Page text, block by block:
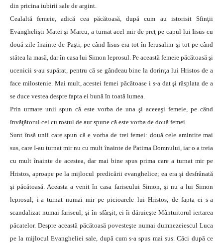
din pricina iubirii sale de argint.
Cealaltă femeie, adică cea păcătoasă, după cum au istorisit Sfinţii
Evanghelişti Matei şi Marcu, a turnat acel mir de preţ pe capul lui Iisus cu
două zile înainte de Paşti, pe când Iisus era tot în Ierusalim şi tot pe când
stătea la masă, dar în casa lui Simon leprosul. Pe această femeie păcătoasă şi
ucenicii s-au supărat, pentru că se gândeau bine la dorinţa lui Hristos de a
face milostenie. Mai mult, acestei femei păcătoase i s-a dat şi răsplata de a
se duce vestea despre fapta ei bună în toată lumea.
Prin urmare unii spun că este vorba de una şi aceeaşi femeie, pe când
învăţătorul cel cu rostul de aur spune că este vorba de două femei.
Sunt însă unii care spun că e vorba de trei femei: două cele amintite mai
sus, care I-au turnat mir nu cu mult înainte de Patima Domnului, iar o a treia
cu mult înainte de acestea, dar mai bine spus prima care a turnat mir pe
Hristos, aproape pe la mijlocul predicării evanghelice; ea era şi desfrânată
şi păcătoasă. Aceasta a venit în casa fariseului Si­mon, şi nu a lui Simon
leprosul; i-a turnat numai mir pe picioarele lui Hristos; de fapta ei s-a
scandalizat numai fariseul; şi în sfârşit, ei îi dăruieşte Mântuitorul iertarea
păcatelor. Despre această păcătoasă povesteşte numai dumnezeiescul Luca
pe la mijlocul Evangheliei sale, după cum s-a spus mai sus. Căci după ce